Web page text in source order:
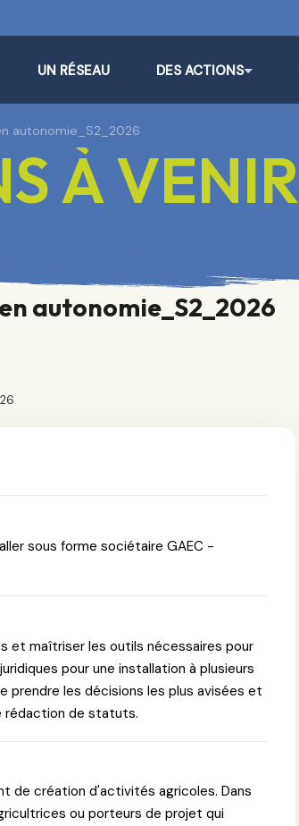
UN RÉSEAU DES ACTIONS
autonomie_S2_2026
À VENIR
autonomie_S2_2026
sous forme sociétaire GAEC -
et maîtriser les outils nécessaires pour
pour une installation à plusieurs
les décisions les plus avisées et
rédaction de statuts.
de création d'activités agricoles. Dans
ou porteurs de projet qui